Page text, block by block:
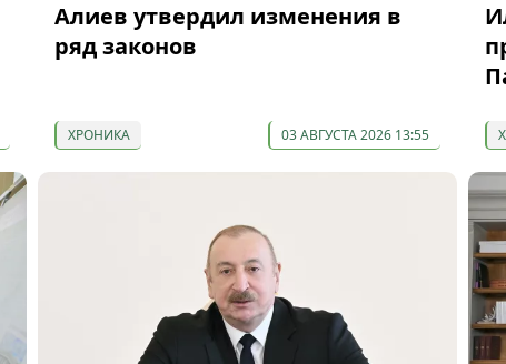
Алиев утвердил изменения в
ряд законов
ХРОНИКА 03 АВГУСТА 2026 13:55